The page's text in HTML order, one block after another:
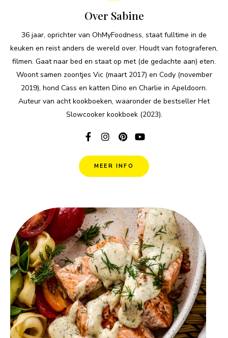
Over Sabine
36 jaar, oprichter van OhMyFoodness, staat fulltime in de
keuken en reist anders de wereld over. Houdt van fotograferen,
filmen. Gaat naar bed en staat op met (de gedachte aan) eten.
Woont samen zoontjes Vic (maart 2017) en Cody (november
2019), hond Cass en katten Dino en Charlie in Apeldoorn.
Auteur van acht kookboeken, waaronder de bestseller Het
Slowcooker kookboek (2023).
MEER INFO